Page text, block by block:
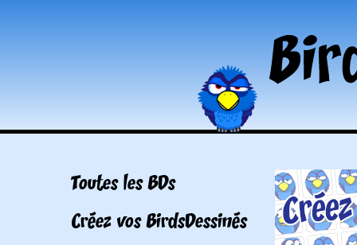
Toutes les BDs
Créez vos BirdsDessinés